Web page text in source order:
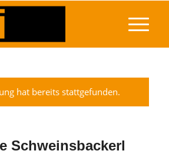
hat bereits stattgefunden.
Schweinsbackerl